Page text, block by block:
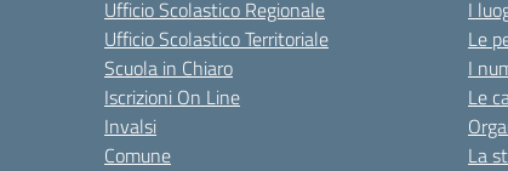
Ufficio Scolastico Regionale
Ufficio Scolastico Territoriale
Scuola in Chiaro
Iscrizioni On Line
Invalsi
Comune
I
Le
I
Le
La